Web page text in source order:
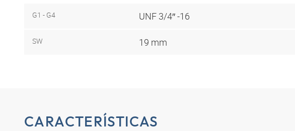
G1 - G4 UNF 3/4″ -16
SW 19 mm
CARACTERÍSTICAS